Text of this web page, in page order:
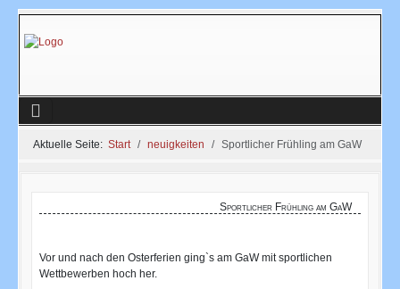
Aktuelle Seite: Start neuigkeiten Sportlicher Frühling am GaW
Sportlicher Frühling am GaW
Vor und nach den Osterferien ging`s am GaW mit sportlichen
Wettbewerben hoch her.